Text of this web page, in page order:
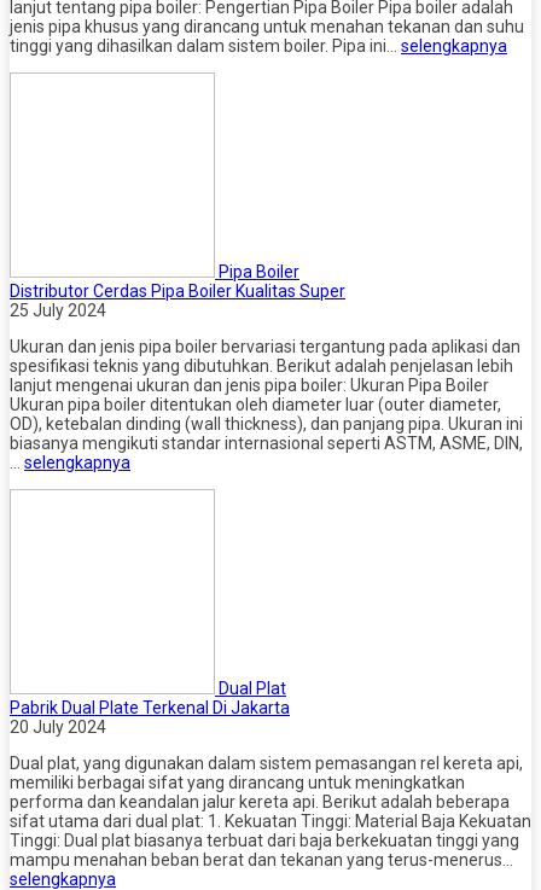
lanjut tentang pipa boiler: Pengertian Pipa Boiler Pipa boiler adalah
jenis pipa khusus yang dirancang untuk menahan tekanan dan suhu
tinggi yang dihasilkan dalam sistem boiler. Pipa ini… selengkapnya
Pipa Boiler
Distributor Cerdas Pipa Boiler Kualitas Super
25 July 2024
Ukuran dan jenis pipa boiler bervariasi tergantung pada aplikasi dan
spesifikasi teknis yang dibutuhkan. Berikut adalah penjelasan lebih
lanjut mengenai ukuran dan jenis pipa boiler: Ukuran Pipa Boiler
Ukuran pipa boiler ditentukan oleh diameter luar (outer diameter,
OD), ketebalan dinding (wall thickness), dan panjang pipa. Ukuran ini
biasanya mengikuti standar internasional seperti ASTM, ASME, DIN,
selengkapnya
Dual Plat
Pabrik Dual Plate Terkenal Di Jakarta
20 July 2024
Dual plat, yang digunakan dalam sistem pemasangan rel kereta api,
memiliki berbagai sifat yang dirancang untuk meningkatkan
performa dan keandalan jalur kereta api. Berikut adalah beberapa
sifat utama dari dual plat: 1. Kekuatan Tinggi: Material Baja Kekuatan
Tinggi: Dual plat biasanya terbuat dari baja berkekuatan tinggi yang
mampu menahan beban berat dan tekanan yang terus-menerus…
selengkapnya